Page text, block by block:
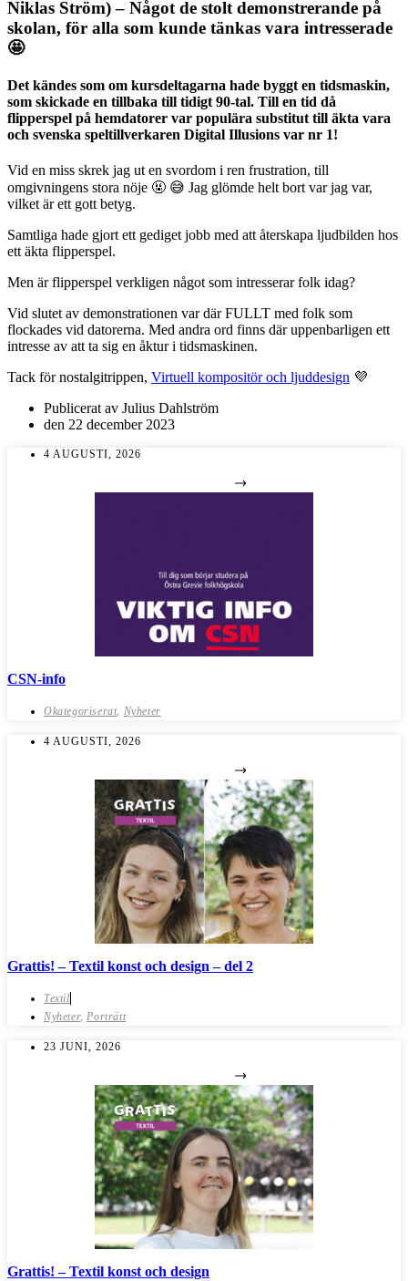
Niklas Ström) – Något de stolt demonstrerande på
skolan, för alla som kunde tänkas vara intresserade
🤩
Det kändes som om kursdeltagarna hade byggt en tidsmaskin,
som skickade en tillbaka till tidigt 90-tal. Till en tid då
flipperspel på hemdatorer var populära substitut till äkta vara
och svenska speltillverkaren Digital Illusions var nr 1!
Vid en miss skrek jag ut en svordom i ren frustration, till
omgivningens stora nöje 🤬 😅 Jag glömde helt bort var jag var,
vilket är ett gott betyg.
Samtliga hade gjort ett gediget jobb med att återskapa ljudbilden hos
ett äkta flipperspel.
Men är flipperspel verkligen något som intresserar folk idag?
Vid slutet av demonstrationen var där FULLT med folk som
flockades vid datorerna. Med andra ord finns där uppenbarligen ett
intresse av att ta sig en åktur i tidsmaskinen.
Tack för nostalgitrippen, Virtuell kompositör och ljuddesign 💜
Publicerat av Julius Dahlström
den 22 december 2023
4 AUGUSTI, 2026
CSN-info
Okategoriserat, Nyheter
4 AUGUSTI, 2026
Grattis! – Textil konst och design – del 2
Textil
Nyheter,Porträtt
23 JUNI, 2026
Grattis! – Textil konst och design